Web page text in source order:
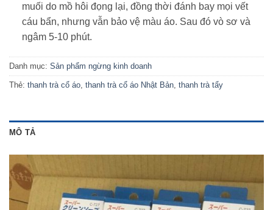
muối do mồ hôi đọng lại, đồng thời đánh bay mọi vết
cáu bẩn, nhưng vẫn bảo vệ màu áo. Sau đó vò sơ và
ngâm 5-10 phút.
Danh mục: Sản phẩm ngừng kinh doanh
Thẻ: thanh trà cổ áo, thanh trà cổ áo Nhật Bản, thanh trà tẩy
MÔ TẢ